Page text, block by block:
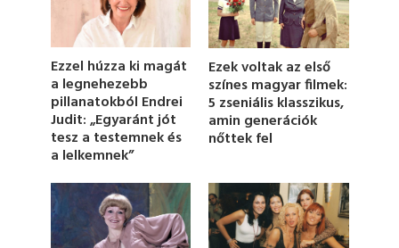
m
i
n
u
t
e
,
s
e
c
o
n
Ezzel húzza ki magát
a legnehezebb
pillanatokból Endrei
Judit: „Egyaránt jót
tesz a testemnek és
a lelkemnek”
Ezek voltak az első
színes magyar filmek:
5 zseniális klasszikus,
amin generációk
nőttek fel